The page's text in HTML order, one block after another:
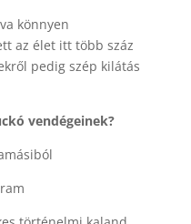
könnyen
az élet itt több száz
pedig szép kilátás
vendégeinek?